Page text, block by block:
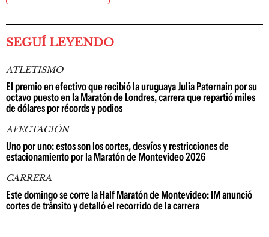
SEGUÍ LEYENDO
ATLETISMO
El premio en efectivo que recibió la uruguaya Julia Paternain por su
octavo puesto en la Maratón de Londres, carrera que repartió miles
de dólares por récords y podios
AFECTACIÓN
Uno por uno: estos son los cortes, desvíos y restricciones de
estacionamiento por la Maratón de Montevideo 2026
CARRERA
Este domingo se corre la Half Maratón de Montevideo: IM anunció
cortes de tránsito y detalló el recorrido de la carrera